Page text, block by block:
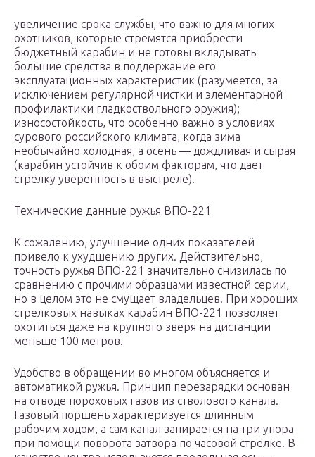
увеличение срока службы, что важно для многих
охотников, которые стремятся приобрести
бюджетный карабин и не готовы вкладывать
большие средства в поддержание его
эксплуатационных характеристик (разумеется, за
исключением регулярной чистки и элементарной
профилактики гладкоствольного оружия);
износостойкость, что особенно важно в условиях
сурового российского климата, когда зима
необычайно холодная, а осень — дождливая и сырая
(карабин устойчив к обоим факторам, что дает
стрелку уверенность в выстреле).
Технические данные ружья ВПО-221
К сожалению, улучшение одних показателей
привело к ухудшению других. Действительно,
точность ружья ВПО-221 значительно снизилась по
сравнению с прочими образцами известной серии,
но в целом это не смущает владельцев. При хороших
стрелковых навыках карабин ВПО-221 позволяет
охотиться даже на крупного зверя на дистанции
меньше 100 метров.
Удобство в обращении во многом объясняется и
автоматикой ружья. Принцип перезарядки основан
на отводе пороховых газов из стволового канала.
Газовый поршень характеризуется длинным
рабочим ходом, а сам канал запирается на три упора
при помощи поворота затвора по часовой стрелке. В